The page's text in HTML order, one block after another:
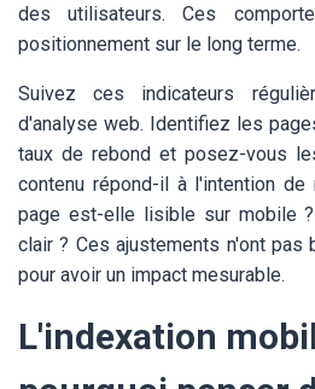
des utilisateurs. Ces
positionnement sur le long terme.
Suivez ces indicateurs
d'analyse web. Identifiez les
taux de rebond et posez-vous
contenu répond-il à l'intention
page est-elle lisible sur mobile
clair ? Ces ajustements n'ont pas
pour avoir un impact mesurable.
L'indexation